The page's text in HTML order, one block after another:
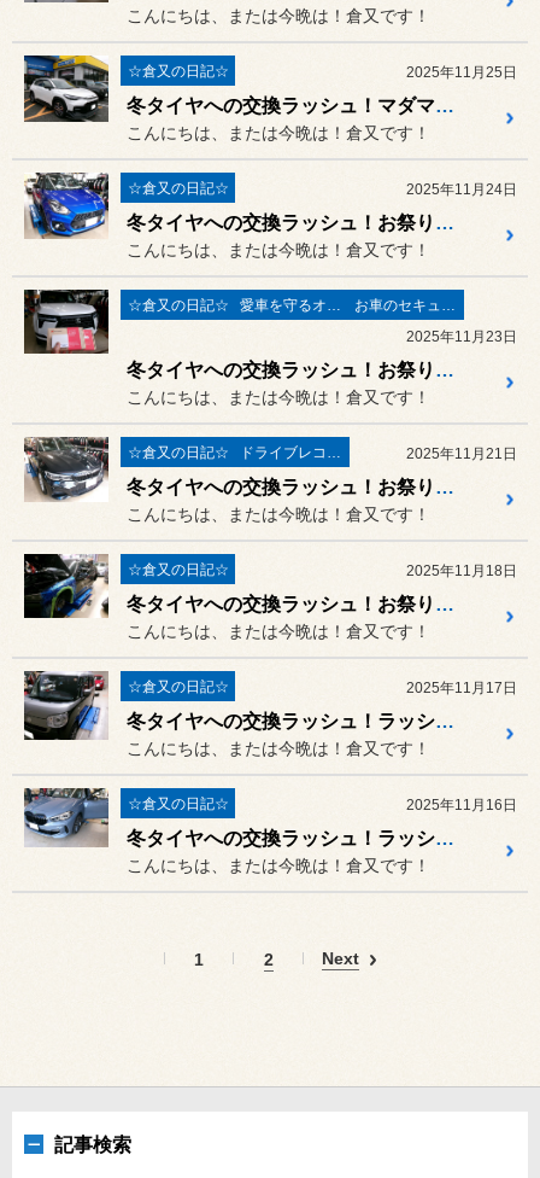
こんにちは、または今晩は！倉又です！
☆倉又の日記☆ 2025年11月25日
冬タイヤへの交換ラッシュ！マダマダお祭り騒ぎです！！11月26日は定休日です！！
こんにちは、または今晩は！倉又です！
☆倉又の日記☆ 2025年11月24日
冬タイヤへの交換ラッシュ！お祭り騒ぎです！！スズキ スイフトスポーツにパイオニア ディスプレオーディオ取付！！
こんにちは、または今晩は！倉又です！
☆倉又の日記☆ 愛車を守るオーサーアラーム
お車のセキュリィティ関連
2025年11月23日
冬タイヤへの交換ラッシュ！お祭り騒ぎです！！レクサスGX550はデジタルセキュリティー・オーサーアラームシリーズ取付 などは新潟市のセキュリティ店にオマカセ！！！
こんにちは、または今晩は！倉又です！
☆倉又の日記☆ ドライブレコーダー・レーダー 2025年11月21日
冬タイヤへの交換ラッシュ！お祭り騒ぎです！！BMWはバッテリー交換！トヨタ VOXYは前後ドラレコ取付！！
こんにちは、または今晩は！倉又です！
☆倉又の日記☆ 2025年11月18日
冬タイヤへの交換ラッシュ！お祭り騒ぎです！！BMW 4シリーズ グランクーペ 足回り交換！！11月19日は定休日です！！
こんにちは、または今晩は！倉又です！
☆倉又の日記☆ 2025年11月17日
冬タイヤへの交換ラッシュ！ラッシュ！！ダイハツ ムーヴキャンパスにエンジンスターター取付！！
こんにちは、または今晩は！倉又です！
☆倉又の日記☆ 2025年11月16日
冬タイヤへの交換ラッシュ！ラッシュ！！BMW1シリーズ F40におススメ地デジセット取付！！
こんにちは、または今晩は！倉又です！
1 2 Next
記事検索